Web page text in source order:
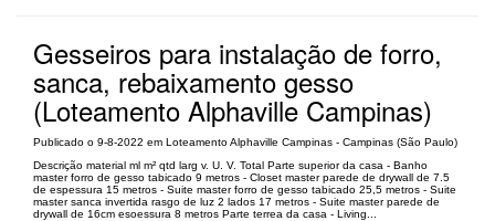
Gesseiros para instalação de forro,
sanca, rebaixamento gesso
(Loteamento Alphaville Campinas)
Publicado o 9-8-2022 em Loteamento Alphaville Campinas - Campinas (São Paulo)
Descrição material ml m² qtd larg v. U. V. Total Parte superior da casa - Banho
master forro de gesso tabicado 9 metros - Closet master parede de drywall de 7.5
de espessura 15 metros - Suite master forro de gesso tabicado 25,5 metros - Suite
master sanca invertida rasgo de luz 2 lados 17 metros - Suite master parede de
drywall de 16cm esoessura 8 metros Parte terrea da casa - Living...